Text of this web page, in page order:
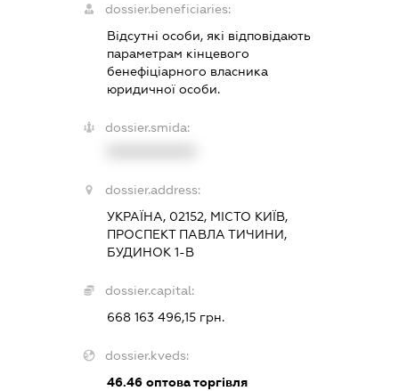
dossier.beneficiaries:
Відсутні особи, які відповідають
параметрам кінцевого
бенефіціарного власника
юридичної особи.
dossier.smida:
dossier.address:
УКРАЇНА, 02152, МІСТО КИЇВ,
ПРОСПЕКТ ПАВЛА ТИЧИНИ,
БУДИНОК 1-В
dossier.capital:
668 163 496,15 грн.
dossier.kveds:
46.46оптова торгівля